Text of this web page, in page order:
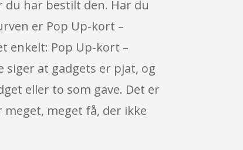
du har bestilt den. Har du
er Pop Up-kort –
enkelt: Pop Up-kort –
at gadgets er pjat, og
eller to som gave. Det er
meget få, der ikke